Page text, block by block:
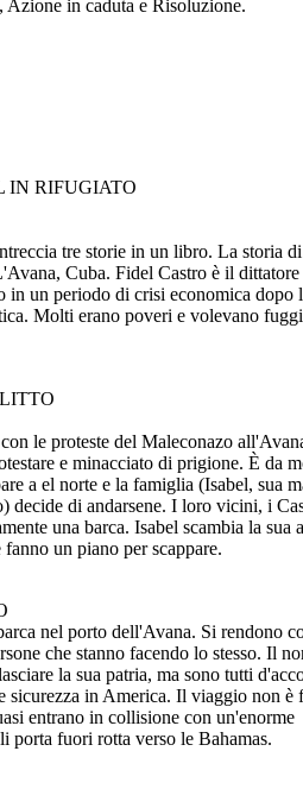
in caduta e Risoluzione.
IN RIFUGIATO
tre storie in un libro. La storia
Cuba. Fidel Castro è il
in un periodo di crisi economica dopo
Molti erano poveri e volevano
le proteste del Maleconazo
e minacciato di prigione. È da
a el norte e la famiglia (Isabel, sua
decide di andarsene. I loro vicini, i
una barca. Isabel scambia la sua
un piano per scappare.
nel porto dell'Avana. Si rendono
che stanno facendo lo stesso. Il
la sua patria, ma sono tutti
sicurezza in America. Il viaggio non è
entrano in collisione con un'enorme
porta fuori rotta verso le Bahamas.